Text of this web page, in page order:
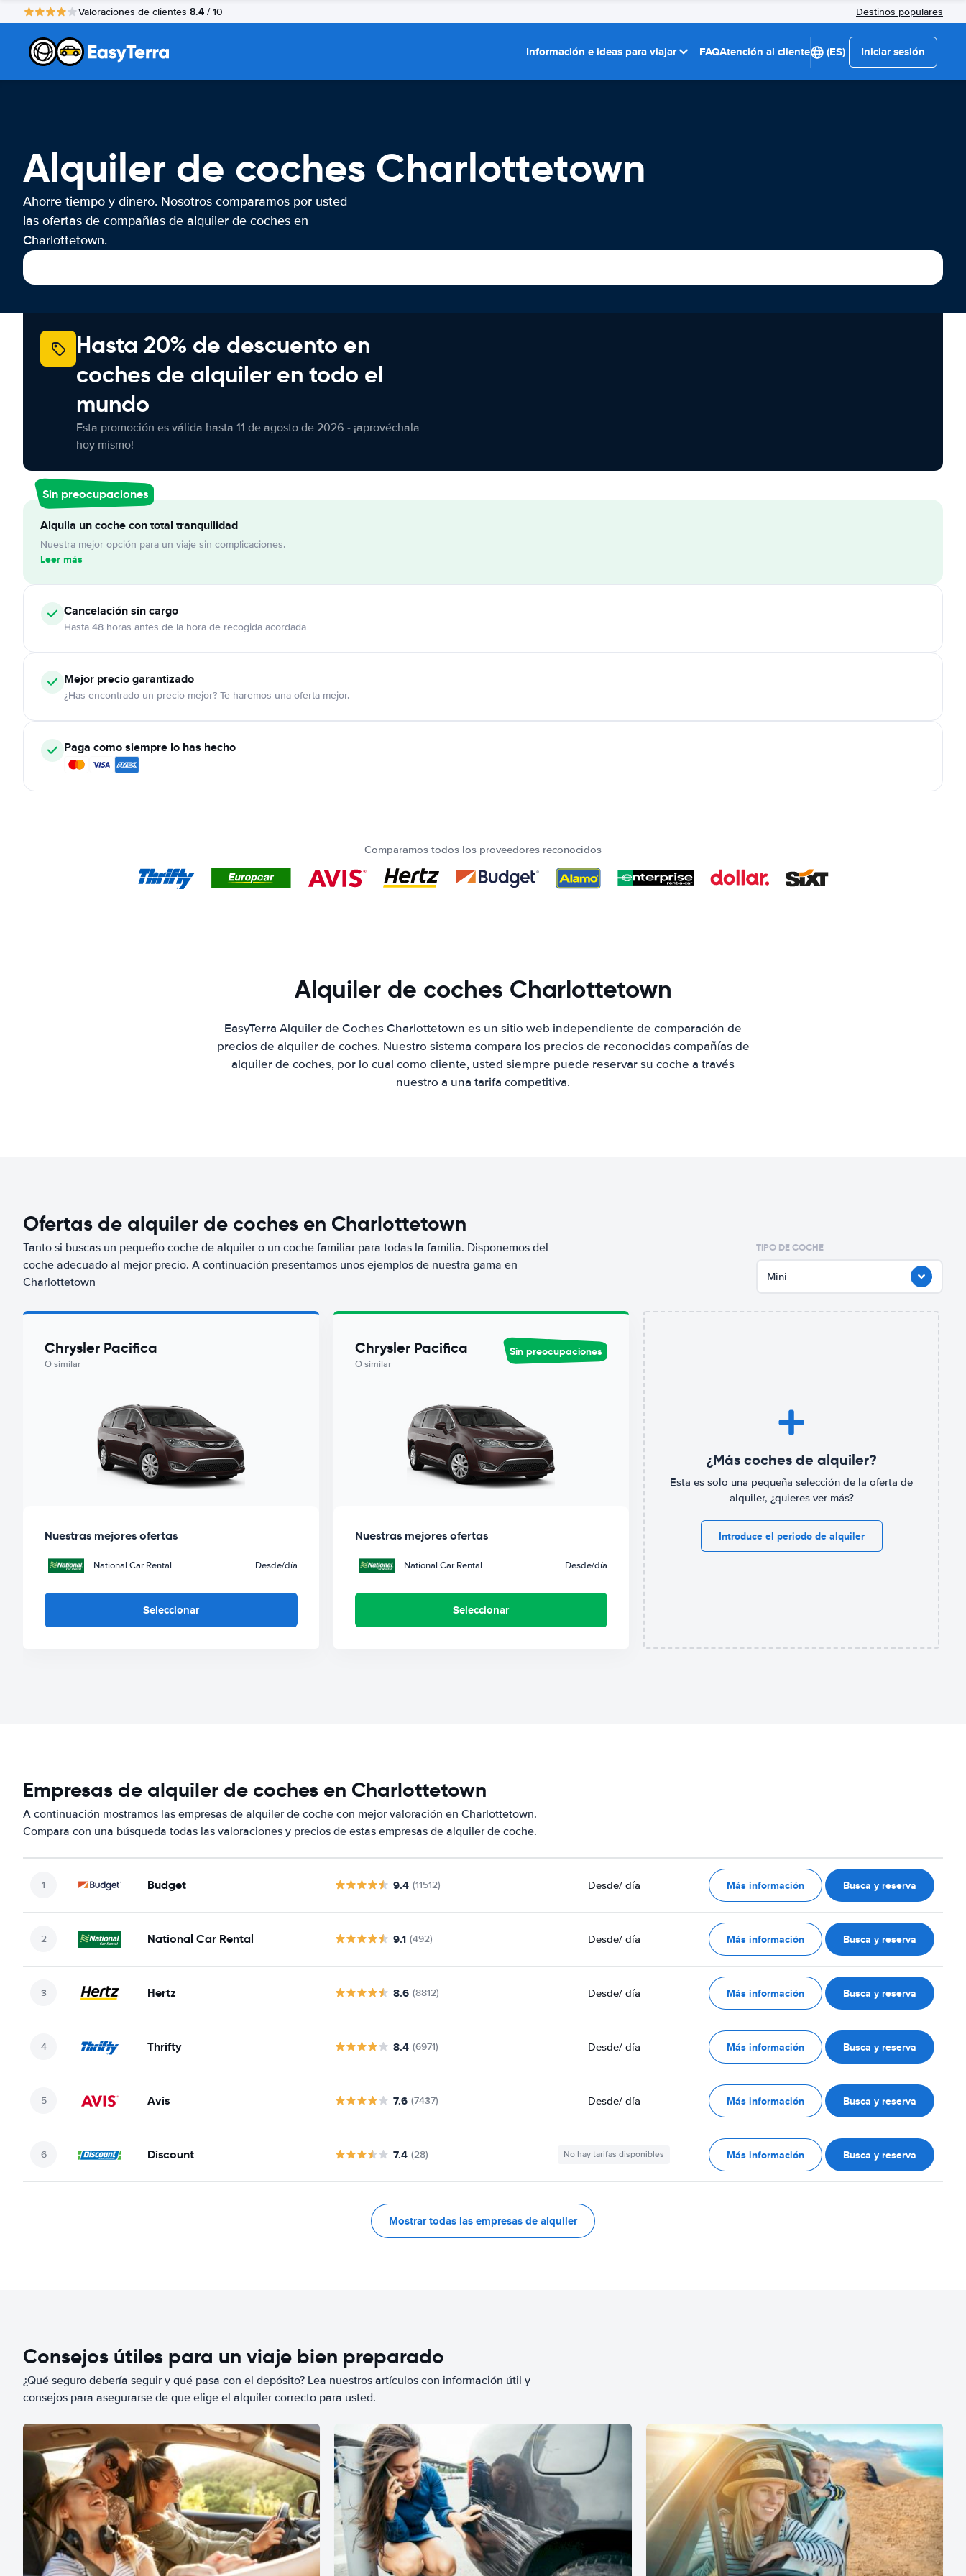
Valoraciones de clientes 8.4 / 10 Destinos populares
Información e ideas para viajar FAQAtención al cliente (ES) Iniciar sesión
Alquiler de coches Charlottetown
Ahorre tiempo y dinero. Nosotros comparamos por usted
las ofertas de compañías de alquiler de coches en
Charlottetown.
Hasta 20% de descuento en
coches de alquiler en todo el
mundo
Esta promoción es válida hasta 11 de agosto de 2026 - ¡aprovéchala
hoy mismo!
Sin preocupaciones
Alquila un coche con total tranquilidad
Nuestra mejor opción para un viaje sin complicaciones.
Leer más
Cancelaciónsin cargo
Hasta 48 horas antes de la hora de recogida acordada
Mejor precio garantizado
¿Has encontrado un precio mejor? Te haremos una oferta mejor.
Paga como siempre lo has hecho
Comparamos todos los proveedores reconocidos
Alquiler de coches Charlottetown
EasyTerra Alquiler de Coches Charlottetown es un sitio web independiente de comparación de
precios de alquiler de coches. Nuestro sistema compara los precios de reconocidas compañías de
alquiler de coches, por lo cual como cliente, usted siempre puede reservar su coche a través
nuestro a una tarifa competitiva.
Ofertas de alquiler de coches en Charlottetown
Tanto si buscas un pequeño coche de alquiler o un coche familiar para todas la familia. Disponemos del
coche adecuado al mejor precio. A continuación presentamos unos ejemplos de nuestra gama en
Charlottetown
TIPO DE COCHE
Mini
Chrysler Pacifica
O similar
Nuestras mejores ofertas
National Car Rental Desde/día
Seleccionar
Chrysler Pacifica
O similar
Sin preocupaciones
Nuestras mejores ofertas
National Car Rental Desde/día
Seleccionar
¿Más coches de alquiler?
Esta es solo una pequeña selección de la oferta de
alquiler, ¿quieres ver más?
Introduce el periodo de alquiler
Empresas de alquiler de coches en Charlottetown
A continuación mostramos las empresas de alquiler de coche con mejor valoración en Charlottetown.
Compara con una búsqueda todas las valoraciones y precios de estas empresas de alquiler de coche.
Budget 9.4 (11512) Desde/ día Más información Busca y reserva
National Car Rental 9.1 (492) Desde/ día Más información Busca y reserva
Hertz 8.6 (8812) Desde/ día Más información Busca y reserva
Thrifty 8.4 (6971) Desde/ día Más información Busca y reserva
Avis 7.6 (7437) Desde/ día Más información Busca y reserva
Discount 7.4 (28) No hay tarifas disponibles Más información Busca y reserva
Mostrar todas las empresas de alquiler
Consejos útiles para un viaje bien preparado
¿Qué seguro debería seguir y qué pasa con el depósito? Lea nuestros artículos con información útil y
consejos para asegurarse de que elige el alquiler correcto para usted.